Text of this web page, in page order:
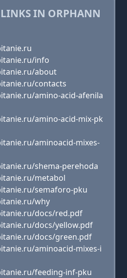
IN ORPHANN
info
about
contacts
amino-acid-afenila
amino-acid-mix-pk
aminoacid-mixes-
shema-perehoda
metabol
semaforo-pku
why
docs/red.pdf
docs/yellow.pdf
docs/green.pdf
aminoacid-mixes-i
feeding-inf-pku